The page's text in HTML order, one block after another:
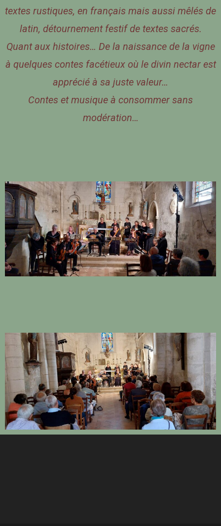
textes rustiques, en français mais aussi mêlés de
latin, détournement festif de textes sacrés.
Quant aux histoires… De la naissance de la vigne
à quelques contes facétieux où le divin nectar est
apprécié à sa juste valeur…
Contes et musique à consommer sans
modération…